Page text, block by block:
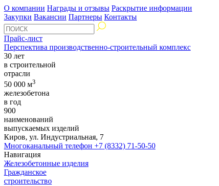
О компании Награды и отзывы Раскрытие информации
Закупки Вакансии Партнеры Контакты
Прайс-лист
Перспектива производственно-строительный комплекс
30 лет
в строительной
отрасли
50 000 м3
железобетона
в год
900
наименований
выпускаемых изделий
Киров, ул. Индустриальная, 7
Многоканальный телефон +7 (8332) 71-50-50
Навигация
Железобетонные изделия
Гражданское
строительство